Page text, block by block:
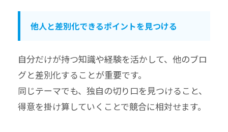
他人と差別化できるポイントを見つける
自分だけが持つ知識や経験を活かして、他のブロ
グと差別化することが重要です。
同じテーマでも、独自の切り口を見つけること、
得意を掛け算していくことで競合に相対せます。